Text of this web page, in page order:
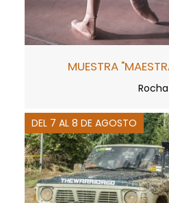
MUESTRA
Rocha
DEL 7 AL 8 DE AGOSTO